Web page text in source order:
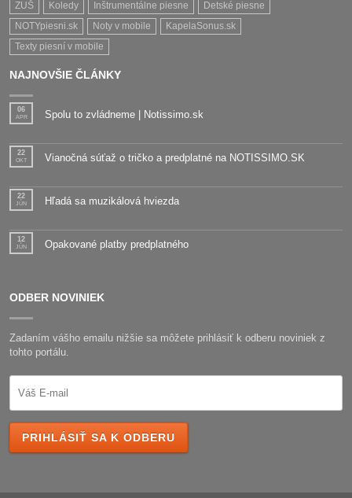
ZUŠ
Koledy Inštrumentálne piesne
Detské piesne
NOTYpiesni.sk
Noty v mobile
KapelaSonus.sk
Texty piesní v mobile
NAJNOVŠIE ČLÁNKY
06
APR Spolu to zvládneme | Notissimo.sk
22
OKT Vianočná súťaž o tričko a predplatné na NOTISSIMO.SK
22
JÚN Hľadá sa muzikálová hviezda
12
JÚN Opakované platby predplatného
ODBER NOVINIEK
Zadaním vášho emailu nižšie sa môžete prihlásiť k odberu noviniek z
tohto portálu.
PRIHLÁSIŤ SA K ODBERU